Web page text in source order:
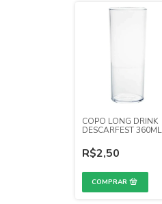
COPO LONG DRINK
DESCARFEST 360ML
TRANSLUCIDO
R$2,50